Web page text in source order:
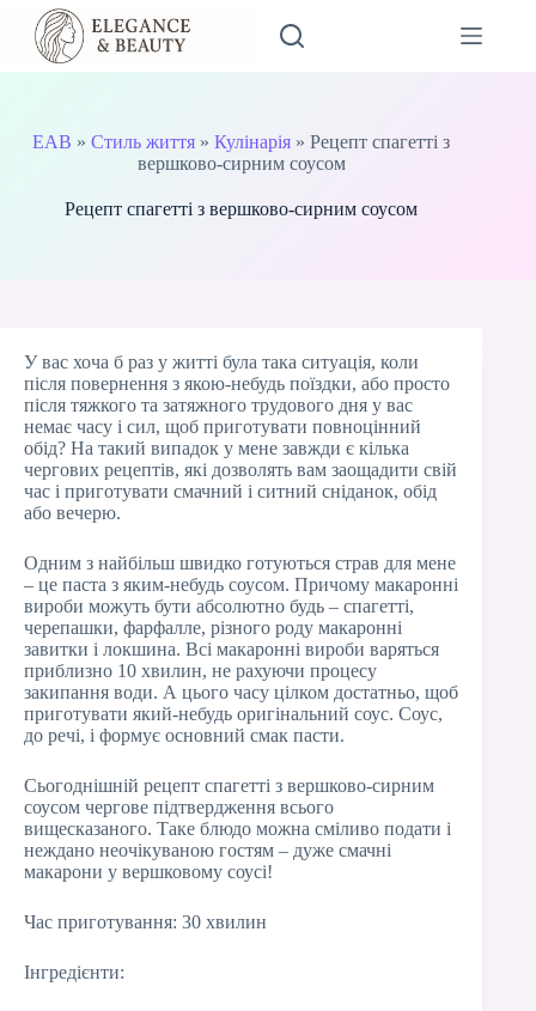
Перейти
вмісту
EAB »Стиль життя »Кулінарія »Рецепт спагетті з
вершково-сирним соусом
Рецепт спагетті з вершково-сирним соусом
У вас хоча б раз у житті була така ситуація, коли
після повернення з якою-небудь поїздки, або просто
після тяжкого та затяжного трудового дня у вас
немає часу і сил, щоб приготувати повноцінний
обід? На такий випадок у мене завжди є кілька
чергових рецептів, які дозволять вам заощадити свій
час і приготувати смачний і ситний сніданок, обід
або вечерю.
Одним з найбільш швидко готуються страв для мене
– це паста з яким-небудь соусом. Причому макаронні
вироби можуть бути абсолютно будь – спагетті,
черепашки, фарфалле, різного роду макаронні
завитки і локшина. Всі макаронні вироби варяться
приблизно 10 хвилин, не рахуючи процесу
закипання води. А цього часу цілком достатньо, щоб
приготувати який-небудь оригінальний соус. Соус,
до речі, і формує основний смак пасти.
Сьогоднішній рецепт спагетті з вершково-сирним
соусом чергове підтвердження всього
вищесказаного. Таке блюдо можна сміливо подати і
неждано неочікуваною гостям – дуже смачні
макарони у вершковому соусі!
Час приготування: 30 хвилин
Інгредієнти: